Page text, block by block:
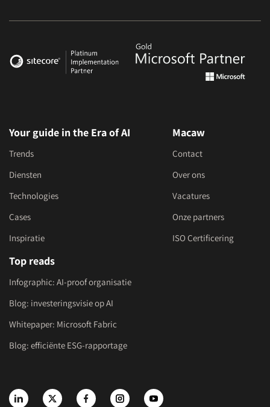
Your guide in the Era of AI
Trends
Diensten
Technologies
Cases
Inspiratie
Macaw
Contact
Over ons
Vacatures
Onze partners
ISO Certificering
Top reads
Infographic: AI-proof organisatie
Blog: investeringsvisie op AI
Whitepaper: Microsoft Fabric
Blog: efficiënte ESG-rapportage